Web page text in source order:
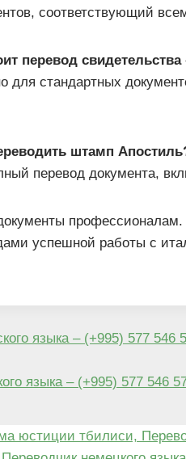
соответствующий
перевод
для стандартных
штамп
перевод документа,
успешной работы с
языка – (+995) 577 546
языка – (+995) 577 546